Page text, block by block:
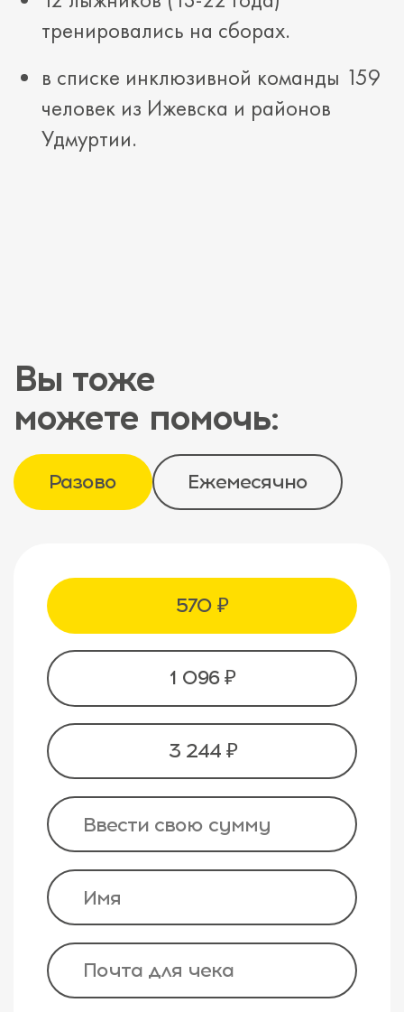
тренировались на сборах.
в списке инклюзивной команды 159
человек из Ижевска и районов
Удмуртии.
Вы тоже
можете помочь:
Разово Ежемесячно
570 ₽
1 096 ₽
3 244 ₽